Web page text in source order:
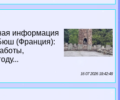
информация
(Франция):
16 07 2026 18:42:48